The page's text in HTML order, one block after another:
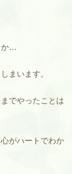
か…
まいます。
でやったことは
がハートでわか